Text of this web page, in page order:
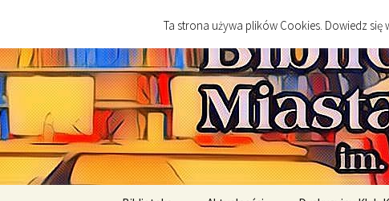
treści
Biblioteka
Końskie
Ta strona używa plików Cookies. Dowiedz